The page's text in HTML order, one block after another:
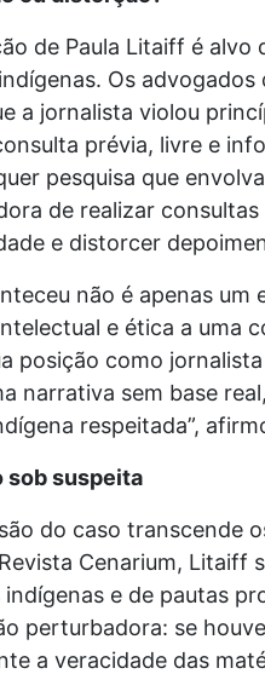
de Paula Litaiff é
Os
a jornalista violou
prévia, livre e
pesquisa que
de realizar
e distorcer
não é apenas um
e ética a uma
posição como
narrativa sem base
respeitada”,
sob suspeita
do caso transcende
Cenarium, Litaiff
indígenas e de pautas
perturbadora: se
a veracidade das